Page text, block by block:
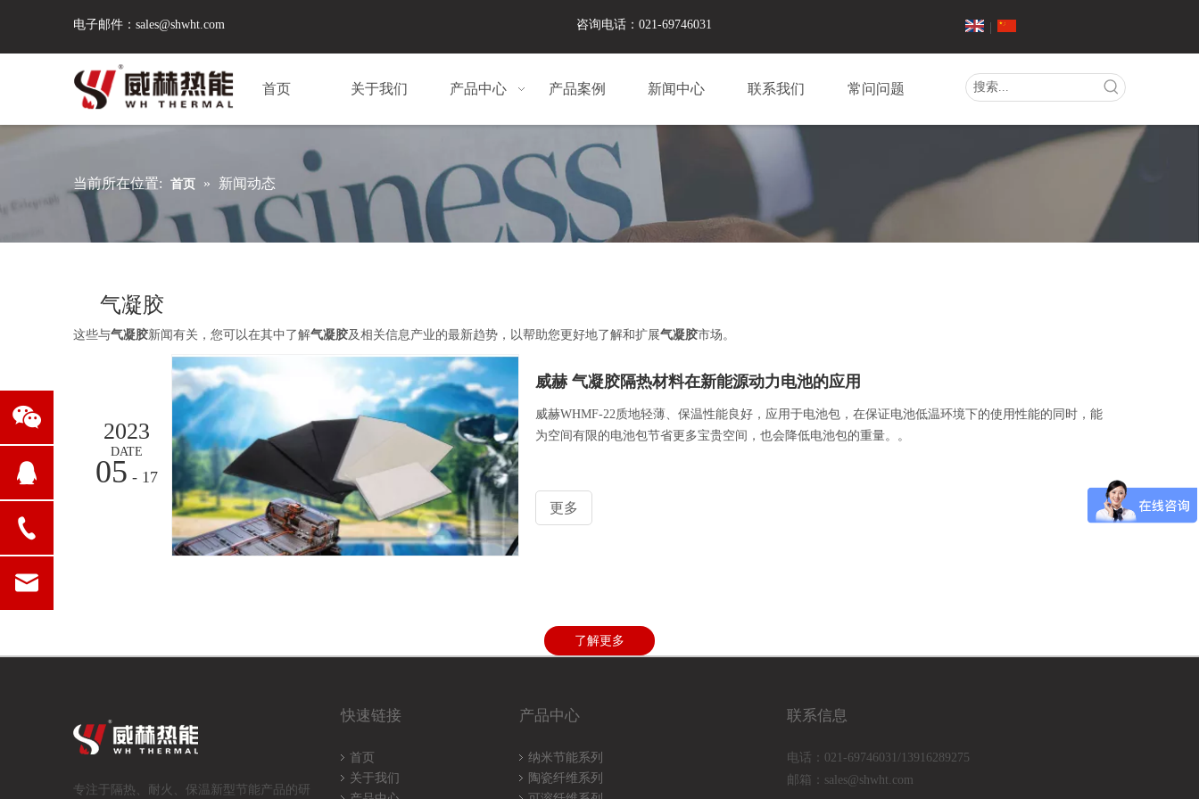
电子邮件： sales@shwht.com 咨询电话：021-69746031
首页 关于我们 产品中心 产品案例 新闻中心 联系我们 常问问题
当前所在位置: 首页 » 新闻动态
气凝胶
这些与气凝胶新闻有关，您可以在其中了解气凝胶及相关信息产业的最新趋势，以帮助您更好地了解和扩展气凝胶市场。
2023
DATE
05 - 17
威赫 气凝胶隔热材料在新能源动力电池的应用
威赫WHMF-22质地轻薄、保温性能良好，应用于电池包，在保证电池低温环境下的使用性能的同时，能
为空间有限的电池包节省更多宝贵空间，也会降低电池包的重量。。
更多
了解更多
专注于隔热、耐火、保温 新型节能产品的研
快速链接
首页
关于我们
产品中心
纳米节能系列
陶瓷纤维系列
联系信息
电话：021-69746031/13916289275
邮箱： sales@shwht.com